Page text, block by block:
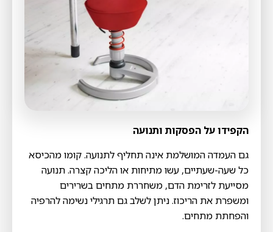
הקפידו על הפסקות ותנועה
גם העמדה המושלמת אינה תחליף לתנועה. קומו מהכיסא
כל שעה-שעתיים, עשו מתיחות או הליכה קצרה. תנועה
מסייעת לזרימת הדם, משחררת מתחים בשרירים
ומשפרת את הריכוז. ניתן לשלב גם תרגילי נשימה להרפיה
והפחתת מתחים.